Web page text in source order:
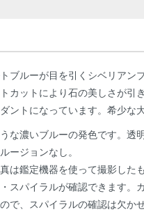
ブルーが目を引くシベリアン
カットにより石の美しさが引
ントになっています。希少な
な濃いブルーの発色です。透
ージョンなし。
は鑑定機器を使って撮影した
スパイラルが確認できます。
で、スパイラルの確認は欠かせ